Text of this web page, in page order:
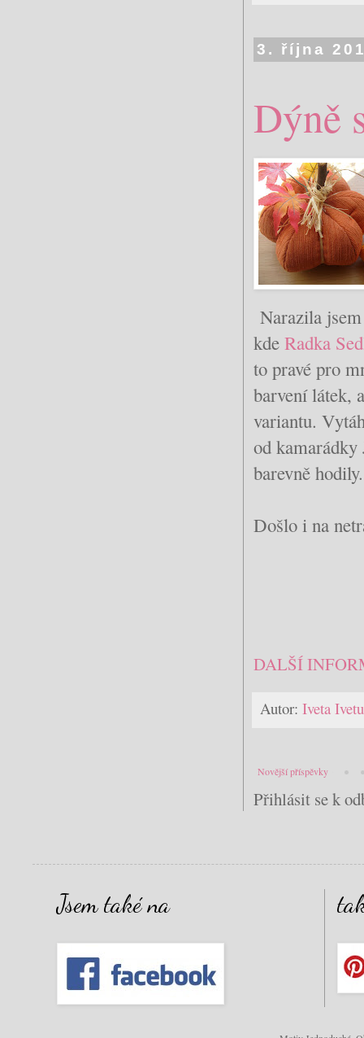
3. října
Dýně
Narazila
kde Radka
to pravé pro
barvení látek,
variantu.
od kamarádky
barevně hodily.
Došlo i na
DALŠÍ
Autor: Iveta
Novější příspěvky
Přihlásit se k
Jsem také na